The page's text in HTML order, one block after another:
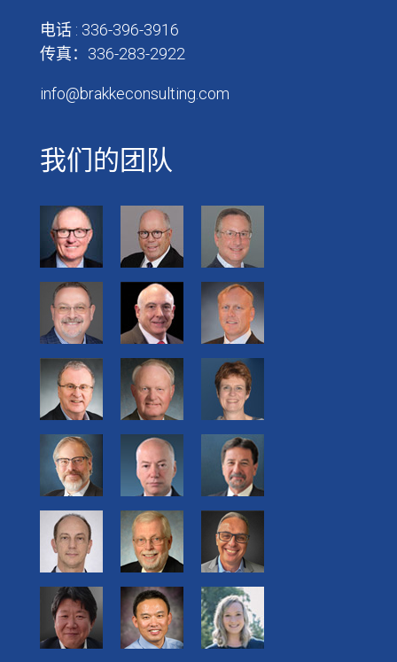
电话 : 336-396-3916
传真：336-283-2922
info@brakkeconsulting.com
我们的团队